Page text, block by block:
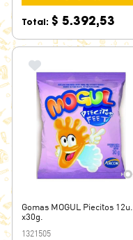
Total: $ 5.392,53
Gomas MOGUL Piecitos 12u.
x30g.
1321505